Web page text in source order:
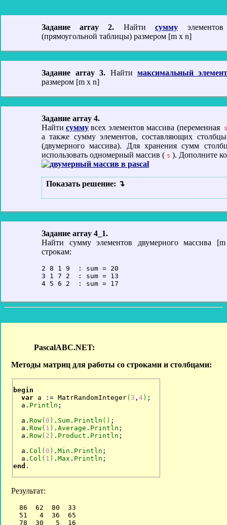
Задание array 2. Найти сумму элементов
(прямоугольной таблицы) размером [m x n]
Задание array 3. Найти максимальный элемент
размером [m x n]
Задание array 4.
Найти сумму всех элементов массива (переменная
а также сумму элементов, составляющих
(двумерного массива). Для хранения сумм
использовать одномерный массив ( s ). Дополните
Показать решение:
Задание array 4_1.
Найти сумму элементов двумерного массива
строкам:
2 8 1 9  : sum = 20
3 1 7 2  : sum = 13
Методы матриц для работы со строками и столбцами:
begin
var a : = MatrRandomInteger( 3 , 4) ;
  a
. Println ;
  a
. Row( 0 ) . Sum . Println ( ) ;
  a
. Row( 1 ) . Average . Println ;
  a
. Row( 2 ) . Product . Println ;
  a
. Col ( 0 ) . Min . Println ;
  a
. Col ( 1 ) . Max . Println ;
end .
Результат:
  86  62  80  33
  51   4  36  65
  78  30   5  16